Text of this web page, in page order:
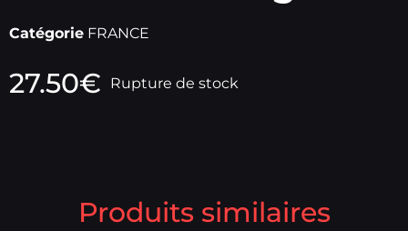
Catégorie FRANCE
27.50€ Rupture de stock
Produits similaires